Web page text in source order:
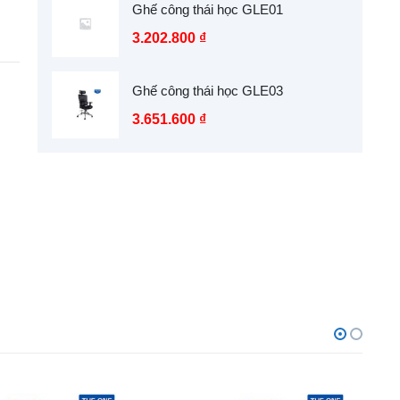
Ghế công thái học GLE01
3.202.800 ₫
Ghế công thái học GLE03
3.651.600 ₫